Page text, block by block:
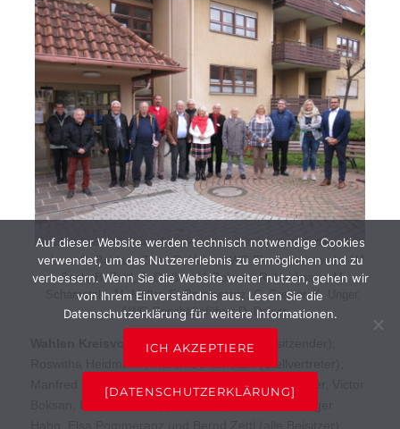
v.l.n.r.: S. Baldazs-Ziser, R. Hahn, AWO Ehrenvorsitzender HJ
Seeh, B. Zettl, P. Dreßen, V. Boksan, R. Heidmann, M.
Schamotzki, M. Müller, E. Pommeranz, C. Greiner, K. Unger,
AWO Geschäftsführer D. Deiser
Wahlen Kreisvorstand: Peter Dreßen (Vorsitzender);
Roswitha Heidmann, Martin Schamotzki (Stellvertreter);
Manfred Müller (Schriftführer); Sabine Baldasz-Ziser, Victor
Boksan, Dietrich Elchlepp, Christoph Greiner, Rüdiger
Auf dieser Website werden technisch notwendige Cookies
verwendet, um das Nutzererlebnis zu ermöglichen und zu
verbessern. Wenn Sie die Website weiter nutzen, gehen wir
von Ihrem Einverständnis aus. Lesen Sie die
Datenschutzerklärung für weitere Informationen.
ICH AKZEPTIERE
[DATENSCHUTZERKLÄRUNG]